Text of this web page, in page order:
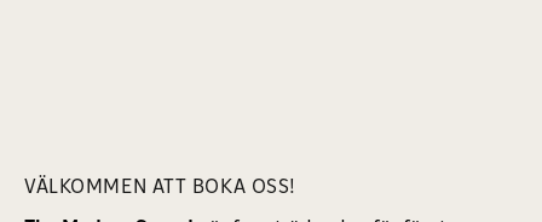
VÄLKOMMEN ATT BOKA OSS!